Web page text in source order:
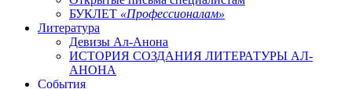
БУКЛЕТ «Профессионалам»
Литература
Девизы Ал-Анона
ИСТОРИЯ СОЗДАНИЯ ЛИТЕРАТУРЫ АЛ-
АНОНА
События